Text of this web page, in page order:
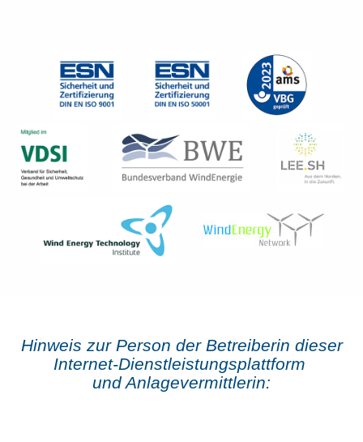
Hinweis zur Person der Betreiberin dieser
Internet-Dienst­leistungs­plattform
und Anlage­vermittlerin: